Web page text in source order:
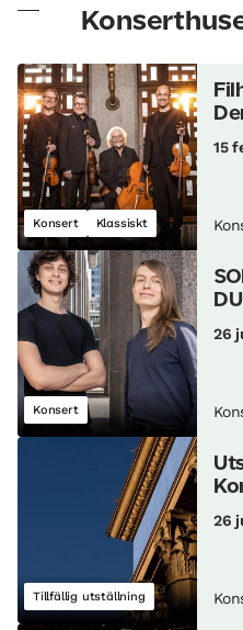
Konsert Klassiskt
15
Konsert
26
Tillfällig utställning
26